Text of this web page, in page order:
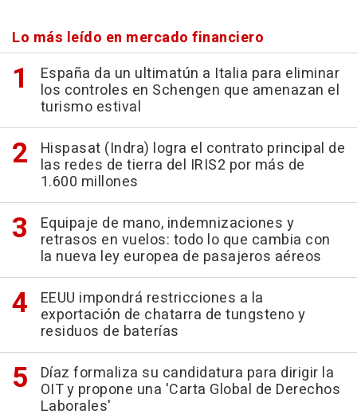
Lo más leído en mercado financiero
España da un ultimatún a Italia para eliminar
los controles en Schengen que amenazan el
turismo estival
Hispasat (Indra) logra el contrato principal de
las redes de tierra del IRIS2 por más de
1.600 millones
Equipaje de mano, indemnizaciones y
retrasos en vuelos: todo lo que cambia con
la nueva ley europea de pasajeros aéreos
EEUU impondrá restricciones a la
exportación de chatarra de tungsteno y
residuos de baterías
Díaz formaliza su candidatura para dirigir la
OIT y propone una 'Carta Global de Derechos
Laborales'